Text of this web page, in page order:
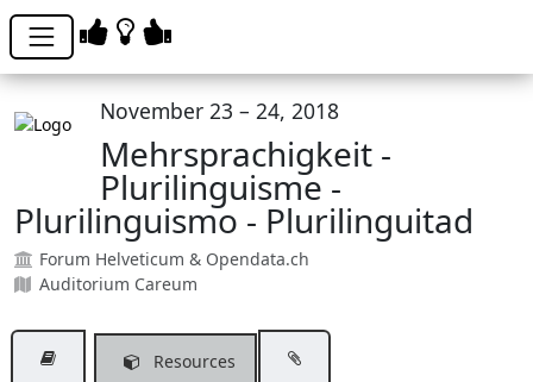
November 23 – 24, 2018
Mehrsprachigkeit -
Plurilinguisme -
Plurilinguismo - Plurilinguitad
Forum Helveticum & Opendata.ch
Auditorium Careum
Resources